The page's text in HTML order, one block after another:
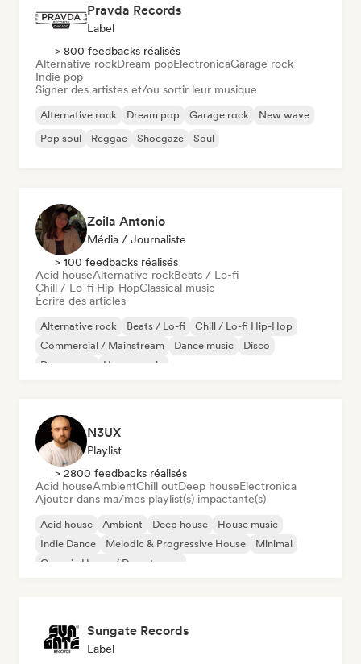
Pravda Records
Label
> 800 feedbacks réalisés
Alternative rockDream popElectronicaGarage rock
Indie pop
Signer des artistes et/ou sortir leur musique
Alternative rock Dream pop Garage rock
New wave
Pop soul
Reggae Shoegaze Soul
Zoila Antonio
Média / Journaliste
> 100 feedbacks réalisés
Acid houseAlternative rockBeats / Lo-fi
Chill / Lo-fi Hip-HopClassical music
Écrire des articles
Alternative rock Beats / Lo-fi
Chill / Lo-fi Hip-Hop
Commercial / Mainstream
Dance music
Disco
Dream pop
House music
N3UX
Playlist
> 2800 feedbacks réalisés
Acid houseAmbientChill outDeep houseElectronica
Ajouter dans ma/mes playlist(s) impactante(s)
Acid house Ambient Deep house
House music
Indie Dance
Melodic & Progressive House
Minimal
Organic House / Downtempo
Sungate Records
Label